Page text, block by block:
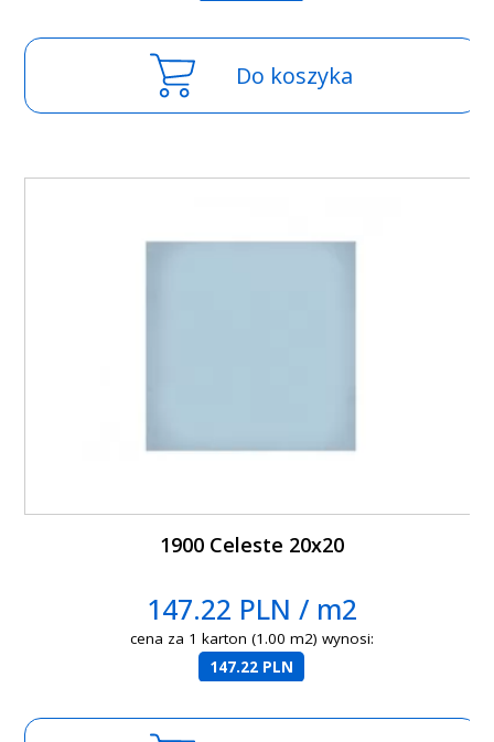
Do koszyka
1900 Celeste 20x20
147.22 PLN / m2
cena za 1 karton (1.00 m2) wynosi:
147.22 PLN